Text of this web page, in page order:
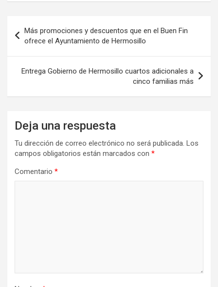
de
entradas
Más promociones y descuentos que en el Buen Fin
ofrece el Ayuntamiento de Hermosillo
Entrega Gobierno de Hermosillo cuartos adicionales a
cinco familias más
Deja una respuesta
Tu dirección de correo electrónico no será publicada. Los
campos obligatorios están marcados con *
Comentario *